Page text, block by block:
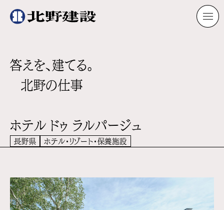
答えを、建てる。
北野の仕事
ホテル ドゥ ラルパージュ
長野県 ホテル・リゾート・保養施設